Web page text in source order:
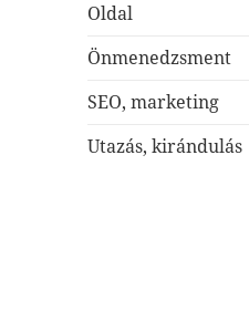
Oldal
Önmenedzsment
SEO, marketing
Utazás, kirándulás